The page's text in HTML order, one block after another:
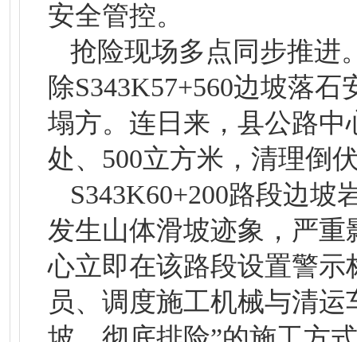
安全管控。
抢险现场多点同步推进
除S343K57+560边坡落
塌方。连日来，县公路中
处、500立方米，清理倒
S343K60+200路段边
发生山体滑坡迹象，严
心立即在该路段设置警
员、调度施工机械与清